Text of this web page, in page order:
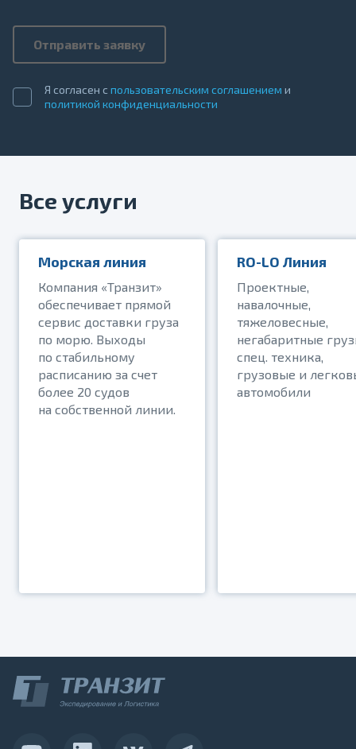
Отправить заявку
Я согласен с пользовательским соглашением и
политикой конфиденциальности
Все услуги
Морская линия
Компания «Транзит»
обеспечивает прямой
сервис доставки груза
по морю. Выходы
по стабильному
расписанию за счет
более 20 судов
на собственной линии.
RO-LO Линия
Проектные,
навалочные,
тяжеловесные,
негабаритные
спец. техника,
грузовые и
автомобили